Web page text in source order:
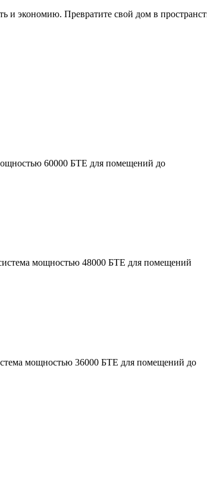
экономию. Превратите свой дом в
60000 БТЕ для помещений до
мощностью 48000 БТЕ для помещений
мощностью 36000 БТЕ для помещений до